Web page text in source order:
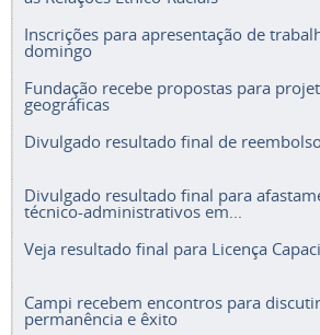
Inscrições para apresentação de
domingo
Fundação recebe propostas para
geográficas
Divulgado resultado final de
Divulgado resultado final para
técnico-administrativos em...
Veja resultado final para Licença
Campi recebem encontros para
permanência e êxito